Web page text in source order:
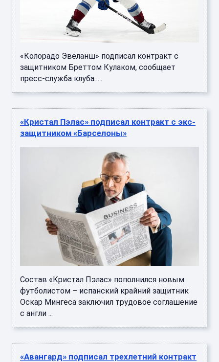
«Колорадо Эвеланш» подписал контракт с
защитником Бреттом Кулаком, сообщает
пресс-служба клуба. ...
«Кристал Пэлас» подписал контракт с экс-
защитником «Барселоны»
Состав «Кристал Пэлас» пополнился новым
футболистом – испанский крайний защитник
Оскар Мингеса заключил трудовое соглашение
с англи ...
«Авангард» подписал трехлетний контракт